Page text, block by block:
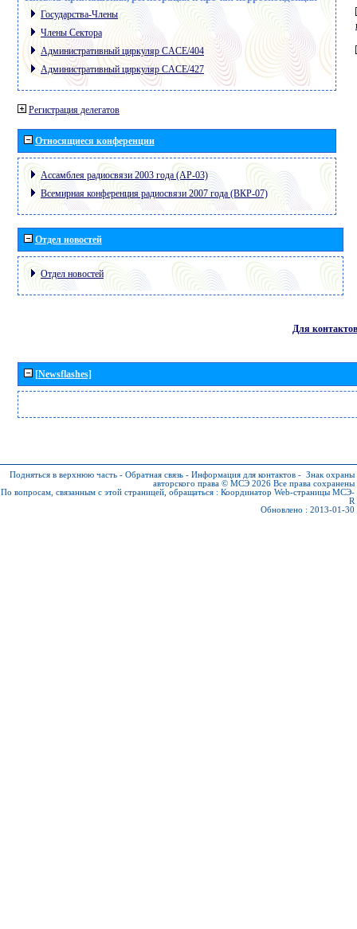
Государства-Члены
Члены Сектора
Административный циркуляр CACE/404
Административный циркуляр CACE/427
Регистрация делегатов
Относящиеся конференции
Ассамблея радиосвязи 2003 года (АР-03)
Всемирная конференция радиосвязи 2007 года (ВКР-07)
Отдел новостей
Отдел новостей
Для контактов
[Newsflashes]
Подняться в верхнюю часть - Обратная связь - Информация для контактов - Знак охраны
авторского права © МСЭ 2026 Все права сохранены
По вопросам, связанным с этой страницей, обращаться : Координатор Web-страницы МСЭ-
R
Обновлено : 2013-01-30